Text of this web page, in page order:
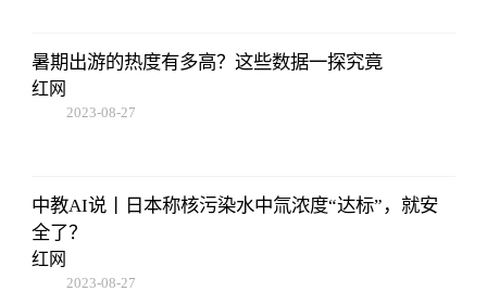
暑期出游的热度有多高？这些数据一探究竟
红网
2023-08-27
中教AI说丨日本称核污染水中氚浓度“达标”，就安
全了？
红网
2023-08-27